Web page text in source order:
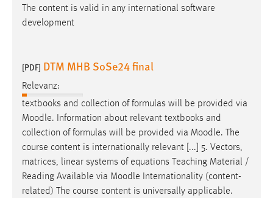
The content is valid in any international software
development
[PDF] DTM MHB SoSe24 final
Relevanz:
textbooks and collection of formulas will be provided via
Moodle. Information about relevant textbooks and
collection of formulas will be provided via Moodle. The
course content is internationally relevant [...] 5. Vectors,
matrices, linear systems of equations Teaching Material /
Reading Available via Moodle Internationality (content-
related) The course content is universally applicable.
Name:
fe_user, be_user, be_lastLoginProvider
Dieser Cookie ist notwendig um sich an der Website
Cookie Laufzeit:
STATISTIK
Statistik Cookies erfassen Informationen anonym.
Diese Informationen helfen uns zu verstehen, wie